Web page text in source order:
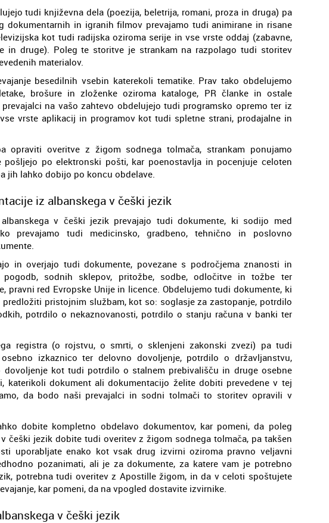
tudi književna dela (poezija, beletrija, romani, proza in druga) pa
dokumentarnih in igranih filmov prevajamo tudi animirane in risane
kot tudi radijska oziroma serije in vse vrste oddaj (zabavne,
in druge). Poleg te storitve je strankam na razpolago tudi storitev
materialov.
besedilnih vsebin katerekoli tematike. Prav tako obdelujemo
brošure in zloženke oziroma kataloge, PR članke in ostale
na vašo zahtevo obdelujejo tudi programsko opremo ter iz
vrste aplikacij in programov kot tudi spletne strani, prodajalne in
opraviti overitve z žigom sodnega tolmača, strankam ponujamo
po elektronski pošti, kar poenostavlja in pocenjuje celoten
jih lahko dobijo po koncu obdelave.
iz albanskega v češki jezik
v češki jezik prevajajo tudi dokumente, ki sodijo med
prevajamo tudi medicinsko, gradbeno, tehnično in poslovno
in overjajo tudi dokumente, povezane s področjema znanosti in
sodnih sklepov, pritožbe, sodbe, odločitve in tožbe ter
pravni red Evropske Unije in licence. Obdelujemo tudi dokumente, ki
pristojnim službam, kot so: soglasje za zastopanje, potrdilo
potrdilo o nekaznovanosti, potrdilo o stanju računa v banki ter
registra (o rojstvu, o smrti, o sklenjeni zakonski zvezi) pa tudi
izkaznico ter delovno dovoljenje, potrdilo o državljanstvu,
dovoljenje kot tudi potrdilo o stalnem prebivališču in druge osebne
katerikoli dokument ali dokumentacijo želite dobiti prevedene v tej
da bodo naši prevajalci in sodni tolmači to storitev opravili v
dobite kompletno obdelavo dokumentov, kar pomeni, da poleg
češki jezik dobite tudi overitev z žigom sodnega tolmača, pa takšen
uporabljate enako kot vsak drug izvirni oziroma pravno veljavni
pozanimati, ali je za dokumente, za katere vam je potrebno
potrebna tudi overitev z Apostille žigom, in da v celoti spoštujete
kar pomeni, da na vpogled dostavite izvirnike.
v češki jezik